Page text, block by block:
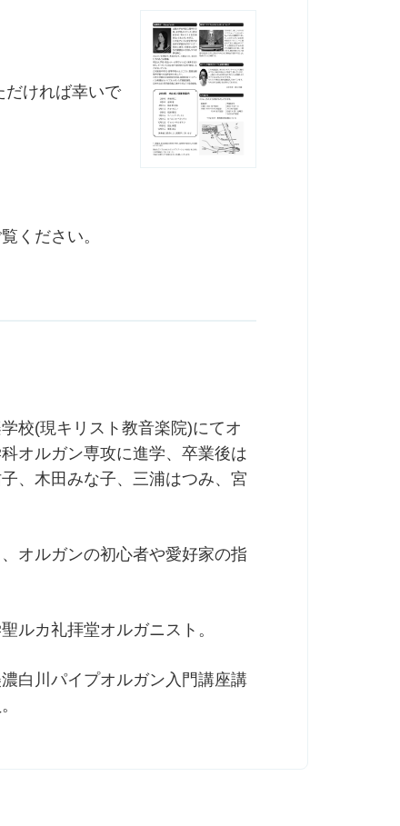
だければ幸いで
ください。
校(現キリスト教音楽院)にてオ
オルガン専攻に進学、卒業後は
、木田みな子、三浦はつみ、宮
オルガンの初心者や愛好家の指
ルカ礼拝堂オルガニスト。
白川パイプオルガン入門講座講